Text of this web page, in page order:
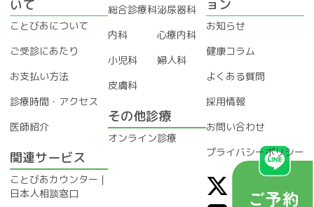
いて
ことびあについて
ご受診にあたり
お支払い方法
診療時間・アクセス
医師紹介
関連サービス
ことびあカウンター｜
日本人相談窓口
総合診療科
内科
小児科
皮膚科
泌尿器科
心療内科
婦人科
その他診療
オンライン診療
ョン
お知らせ
健康コラム
よくある質問
採用情報
お問い合わせ
プライバシーポリシー
X I
L F